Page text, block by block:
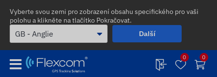
Vyberte svou zemi pro zobrazení obsahu specifického pro vaši
polohu a klikněte na tlačítko Pokračovat.
Další
0 0